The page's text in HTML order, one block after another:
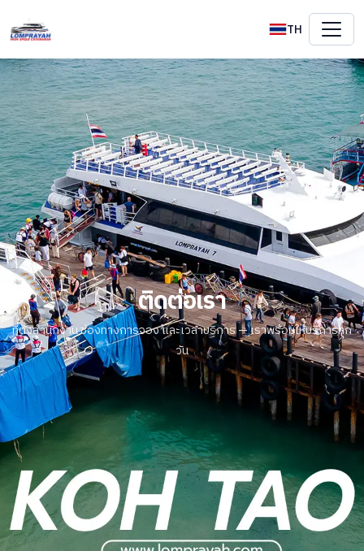
TH
ติดต่อเรา
ที่ตั้งสำนักงาน ช่องทางการจอง และเวลาบริการ — เราพร้อมให้บริการทุก
วัน